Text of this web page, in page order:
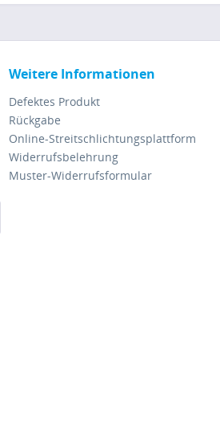
Weitere Informationen
Defektes Produkt
Rückgabe
Online-Streitschlichtungsplattform
Widerrufsbelehrung
Muster-Widerrufsformular